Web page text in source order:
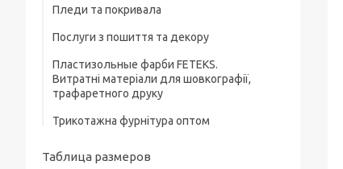
Комбінезони, сліпи
Ясельні костюми та комплекти
Пісочники, напівкомбінезони
Дитячі сорочечки, кофточки та повзуни
Пледи та покривала
Послуги з пошиття та декору
Пластизольные фарби FETEKS.
Витратні матеріали для шовкографії,
трафаретного друку
Трикотажна фурнітура оптом
Таблица размеров